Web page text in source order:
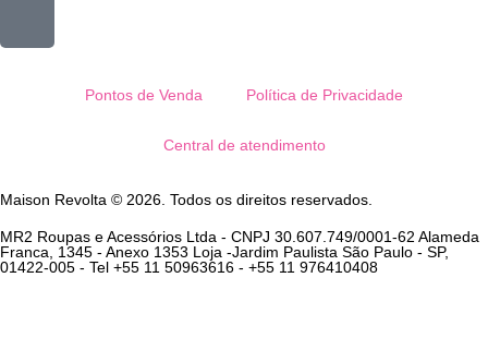
Pontos de Venda Política de Privacidade
Central de atendimento
Maison Revolta © 2026. Todos os direitos reservados.
MR2 Roupas e Acessórios Ltda - CNPJ 30.607.749/0001-62 Alameda
Franca, 1345 - Anexo 1353 Loja -Jardim Paulista São Paulo - SP,
01422-005 - Tel +55 11 50963616 - +55 11 976410408